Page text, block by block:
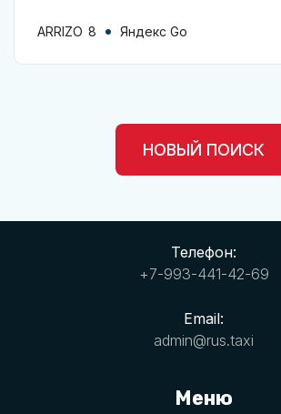
ARRIZO 8 Яндекс Go
НОВЫЙ ПОИСК
Телефон:
+7-993-441-42-69
Email:
admin@rus.taxi
Меню